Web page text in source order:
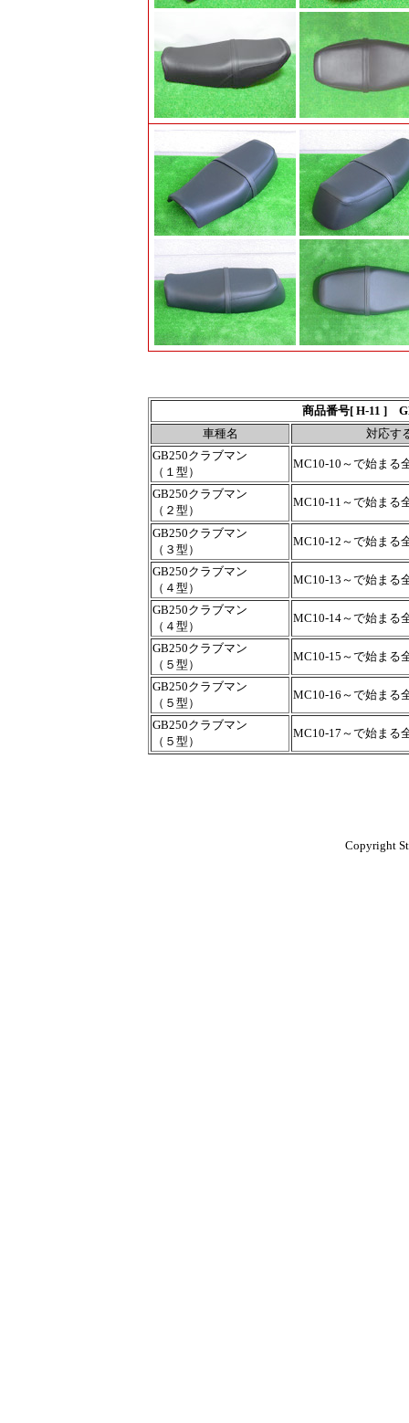
商品番号[ H-11 ]
車種名
対応す
GB250クラブマン
（１型）
MC10-10～で始まる
GB250クラブマン
（２型）
MC10-11～で始まる
GB250クラブマン
（３型）
MC10-12～で始まる
GB250クラブマン
（４型）
MC10-13～で始まる
GB250クラブマン
（４型）
MC10-14～で始まる
GB250クラブマン
（５型）
MC10-15～で始まる
GB250クラブマン
（５型）
MC10-16～で始まる
GB250クラブマン
（５型）
MC10-17～で始まる
Copyright